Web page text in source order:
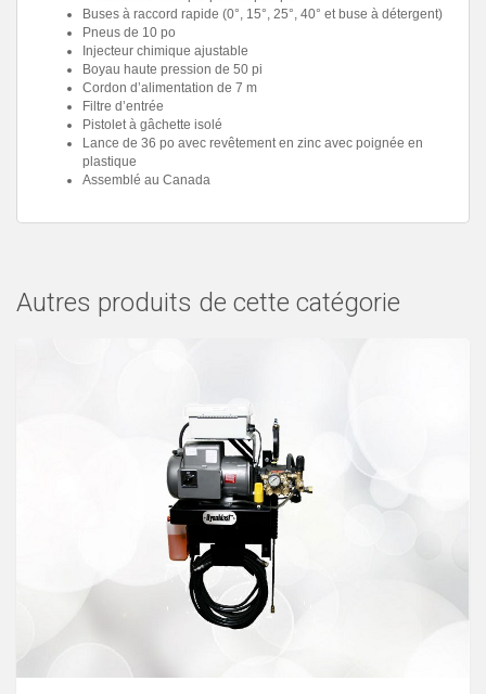
Buses à raccord rapide (0°, 15°, 25°, 40° et buse à détergent)
Pneus de 10 po
Injecteur chimique ajustable
Boyau haute pression de 50 pi
Cordon d’alimentation de 7 m
Filtre d’entrée
Pistolet à gâchette isolé
Lance de 36 po avec revêtement en zinc avec poignée en
plastique
Assemblé au Canada
Autres produits de cette catégorie